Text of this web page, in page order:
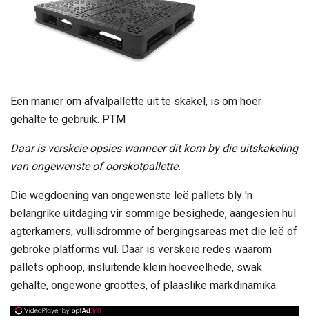
Een manier om afvalpallette uit te skakel, is om hoër
gehalte te gebruik. PTM
Daar is verskeie opsies wanneer dit kom by die uitskakeling
van ongewenste of oorskotpallette.
Die wegdoening van ongewenste leë pallets bly 'n
belangrike uitdaging vir sommige besighede, aangesien hul
agterkamers, vullisdromme of bergingsareas met die leë of
gebroke platforms vul. Daar is verskeie redes waarom
pallets ophoop, insluitende klein hoeveelhede, swak
gehalte, ongewone groottes, of plaaslike markdinamika.